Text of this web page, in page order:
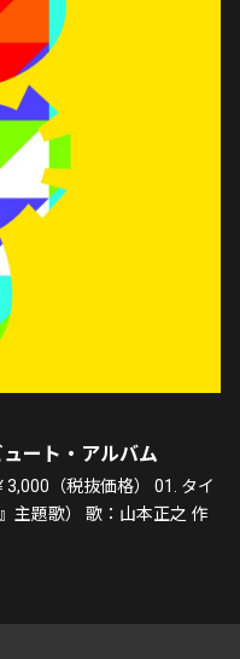
ート・アルバム
（税抜価格） 01. タイ
主題歌） 歌：山本正之 作